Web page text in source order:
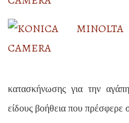
κατασκήνωσης για την
είδους βοήθεια που πρέσφερε